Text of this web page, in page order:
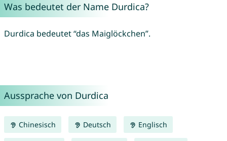
Was bedeutet der Name Durdica?
Durdica bedeutet “das Maiglöckchen”.
Aussprache von Durdica
Chinesisch Deutsch Englisch